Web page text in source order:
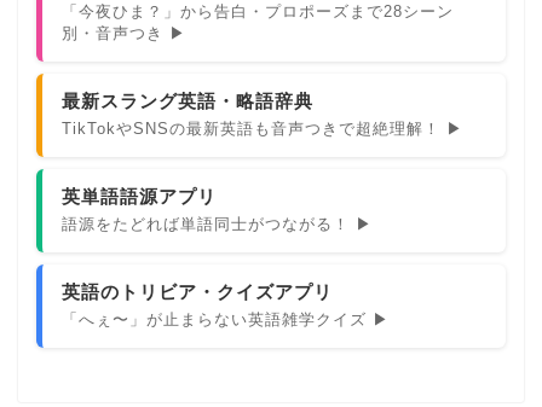
「今夜ひま？」から告白・プロポーズまで28シーン
別・音声つき ▶
最新スラング英語・略語辞典
TikTokやSNSの最新英語も音声つきで超絶理解！ ▶
英単語語源アプリ
語源をたどれば単語同士がつながる！ ▶
英語のトリビア・クイズアプリ
「へぇ〜」が止まらない英語雑学クイズ ▶